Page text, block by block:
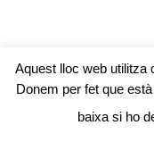
Aquest lloc web utilitza
Donem per fet que
baixa si ho